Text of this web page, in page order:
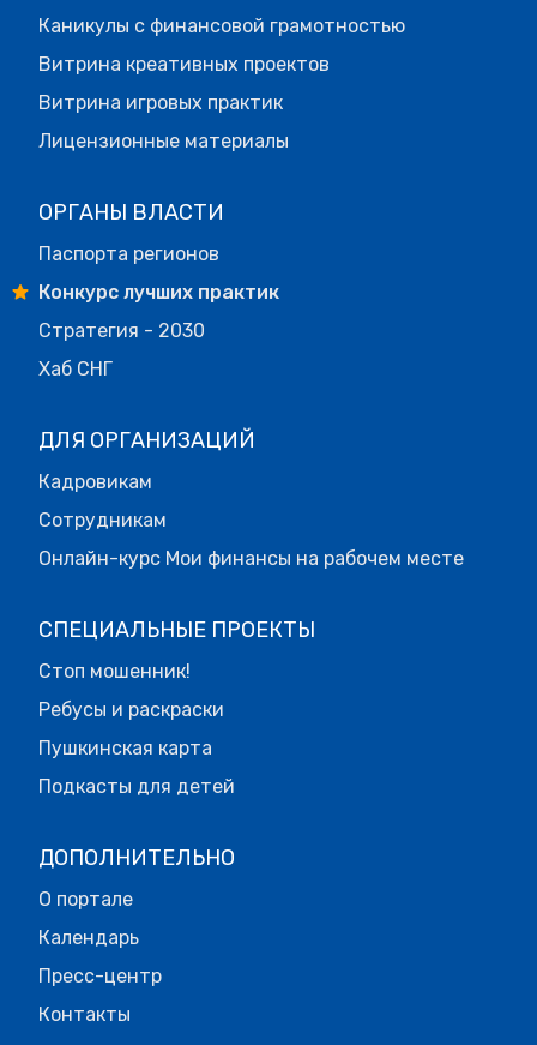
Каникулы с финансовой грамотностью
Витрина креативных проектов
Витрина игровых практик
Лицензионные материалы
ОРГАНЫ ВЛАСТИ
Паспорта регионов
Конкурс лучших практик
Стратегия - 2030
Хаб СНГ
ДЛЯ ОРГАНИЗАЦИЙ
Кадровикам
Сотрудникам
Онлайн-курс Мои финансы на рабочем месте
СПЕЦИАЛЬНЫЕ ПРОЕКТЫ
Стоп мошенник!
Ребусы и раскраски
Пушкинская карта
Подкасты для детей
ДОПОЛНИТЕЛЬНО
О портале
Календарь
Пресс-центр
Контакты